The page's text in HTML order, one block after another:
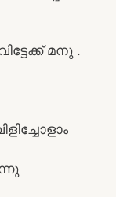
മനു .